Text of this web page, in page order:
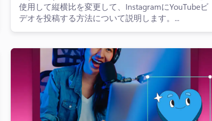
使用して縦横比を変更して、InstagramにYouTubeビ
デオを投稿する方法について説明します。...